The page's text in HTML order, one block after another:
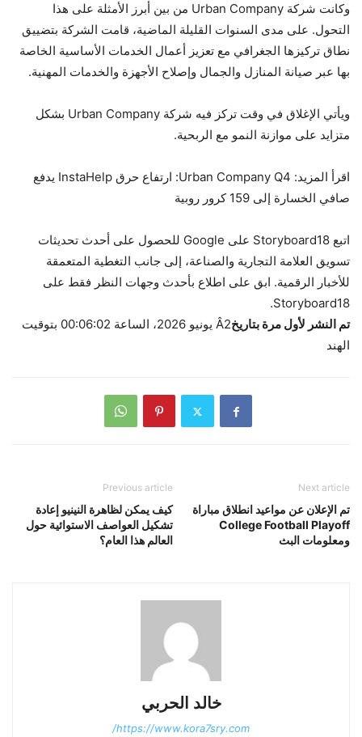
وكانت شركة Urban Company من بين أبرز الأمثلة على هذا
التحول. على مدى السنوات القليلة الماضية، قامت الشركة بتضييق
نطاق تركيزها الجغرافي مع تعزيز أعمال الخدمات الأساسية الخاصة
بها عبر صيانة المنازل والجمال وإصلاح الأجهزة والخدمات المهنية.
ويأتي الإغلاق في وقت تركز فيه شركة Urban Company بشكل
متزايد على موازنة النمو مع الربحية.
اقرأ المزيد: Urban Company Q4: ارتفاع حرق InstaHelp يدفع
صافي الخسارة إلى 159 كرور روبية
اتبع Storyboard18 على Google للحصول على أحدث تحديثات
تسويق العلامة التجارية والصناعة، إلى جانب التغطية المتعمقة
للأخبار الرقمية. ابق على اطلاع بأحدث وجهات النظر فقط على
Storyboard18.
تم النشر لأول مرة بتاريخ Â
2 يونيو 2026، الساعة 00:06:02 بتوقيت
الهند
Previous article
كيف يمكن لظاهرة النينيو إعادة
تشكيل العواصف الاستوائية حول
العالم هذا العام؟
Next article
تم الإعلان عن مواعيد انطلاق مباراة
College Football Playoff
ومعلومات البث
خالد الحربي
https://www.kora7sry.com/